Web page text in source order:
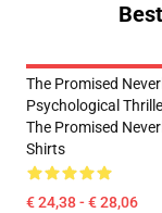
The Promised
Psychological
The Promised
Shirts
€ 24,38 - € 28,06